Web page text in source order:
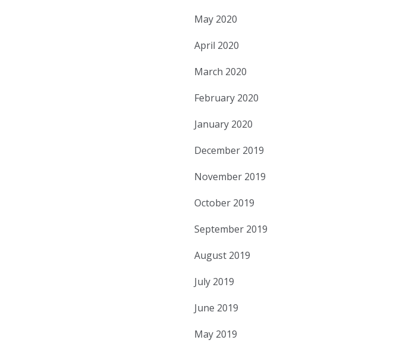
May 2020
April 2020
March 2020
February 2020
January 2020
December 2019
November 2019
October 2019
September 2019
August 2019
July 2019
June 2019
May 2019